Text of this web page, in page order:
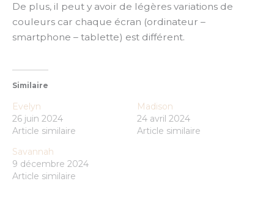
De plus, il peut y avoir de légères variations de
couleurs car chaque écran (ordinateur –
smartphone – tablette) est différent.
Similaire
Evelyn
26 juin 2024
Article similaire
Madison
24 avril 2024
Article similaire
Savannah
9 décembre 2024
Article similaire